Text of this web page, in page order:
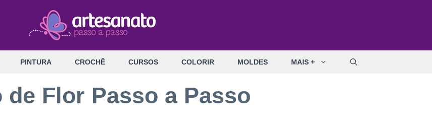
PINTURA CROCHÊ CURSOS COLORIR MOLDES MAIS +
Flor Passo a Passo